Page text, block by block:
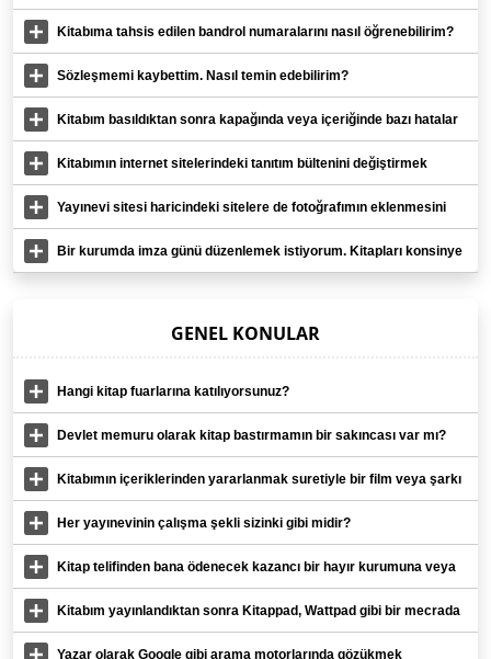
Kitabıma tahsis edilen bandrol numaralarını nasıl öğrenebilirim?
Sözleşmemi kaybettim. Nasıl temin edebilirim?
Kitabım basıldıktan sonra kapağında veya içeriğinde bazı hatalar
tespit ettim ne yapmalıyım?
Kitabımın internet sitelerindeki tanıtım bültenini değiştirmek
istiyorum. Ne yapmalıyım?
Yayınevi sitesi haricindeki sitelere de fotoğrafımın eklenmesini
istiyorum. Bu mümkün mü?
Bir kurumda imza günü düzenlemek istiyorum. Kitapları konsinye
GENEL KONULAR
Hangi kitap fuarlarına katılıyorsunuz?
Devlet memuru olarak kitap bastırmamın bir sakıncası var mı?
Kitabımın içeriklerinden yararlanmak suretiyle bir film veya şarkı
yapıldığında yayınevinden izin almam gerekir mi?
Her yayınevinin çalışma şekli sizinki gibi midir?
Kitap telifinden bana ödenecek kazancı bir hayır kurumuna veya
sivil toplum örgütüne bağışlamak istiyorum. Bu mümkün müdür?
Kitabım yayınlandıktan sonra Kitappad, Wattpad gibi bir mecrada
paylaşabilir miyim?
Yazar olarak Google gibi arama motorlarında gözükmek